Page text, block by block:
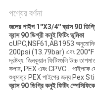
পণ্যের বর্ণনা
জলের পাইপ 1''X3/4'' ব্রাস 90
ব্রাস 90 ডিগ্রী কনুই ফিটিং ভূমিকা
cUPC,NSF61,AB1953
200psi (13.79bar) ​​এবং 200°F
দ্রষ্টব্য: জিনকুয়ান ফিটিংগুলি উচ্চ
কপার, PEX এবং CPVC... পাইপকে
শুধুমাত্র PEX পাইপের জন্য Pex
ব্রাস 90 ডিগ্রি কনুই ফিটিং